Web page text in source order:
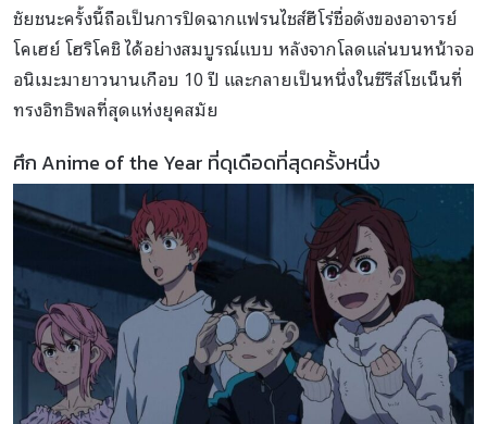
ชัยชนะครั้งนี้ถือเป็นการปิดฉากแฟรนไชส์ฮีโร่ชื่อดังของอาจารย์
โคเฮย์ โฮริโคชิ ได้อย่างสมบูรณ์แบบ หลังจากโลดแล่นบนหน้าจอ
อนิเมะมายาวนานเกือบ 10 ปี และกลายเป็นหนึ่งในซีรีส์โชเน็นที่
ทรงอิทธิพลที่สุดแห่งยุคสมัย
ศึก Anime of the Year ที่ดุเดือดที่สุดครั้งหนึ่ง